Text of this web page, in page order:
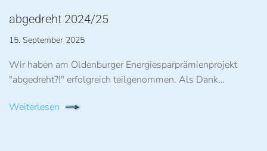
abgedreht 2024/25
15. September 2025
Wir haben am Oldenburger Energiesparprämienprojekt
"abgedreht?!" erfolgreich teilgenommen. Als Dank…
Weiterlesen